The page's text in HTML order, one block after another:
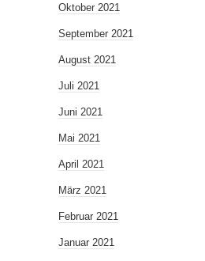
Oktober 2021
September 2021
August 2021
Juli 2021
Juni 2021
Mai 2021
April 2021
März 2021
Februar 2021
Januar 2021